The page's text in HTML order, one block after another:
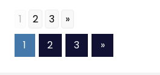
1 2 3 »
Berichten
1 2 3
Volgende
berichten
»